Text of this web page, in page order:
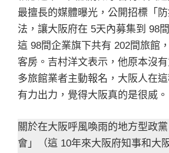
最擅長的媒體曝光，公開招標「
法，讓大阪府在 5天內募集到 98
這 98間企業旗下共有 202間旅館
客房。吉村洋文表示，他原本沒
多旅館業者主動報名，大阪人在
有力出力，覺得大阪真的是很威。
關於在大阪呼風喚雨的地方型政
會」（這 10年來大阪府知事和大